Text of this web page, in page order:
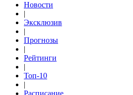
Новости
|
Эксклюзив
|
Прогнозы
|
Рейтинги
|
Топ-10
|
Расписание